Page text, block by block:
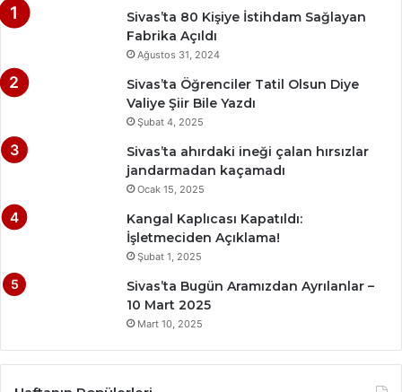
Sivas’ta 80 Kişiye İstihdam Sağlayan
Fabrika Açıldı
Ağustos 31, 2024
Sivas’ta Öğrenciler Tatil Olsun Diye
Valiye Şiir Bile Yazdı
Şubat 4, 2025
Sivas’ta ahırdaki ineği çalan hırsızlar
jandarmadan kaçamadı
Ocak 15, 2025
Kangal Kaplıcası Kapatıldı:
İşletmeciden Açıklama!
Şubat 1, 2025
Sivas’ta Bugün Aramızdan Ayrılanlar –
10 Mart 2025
Mart 10, 2025